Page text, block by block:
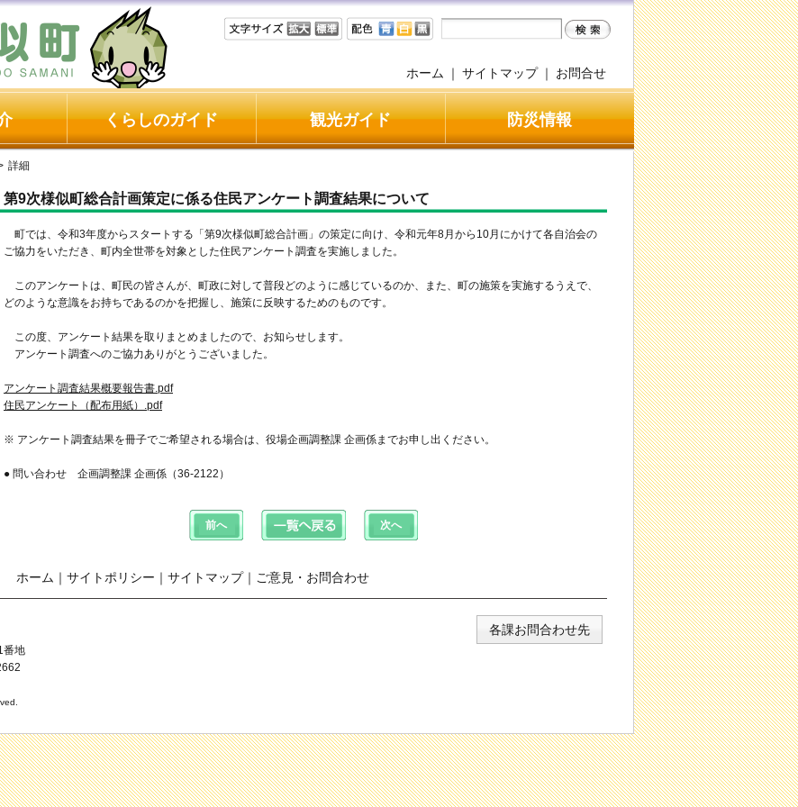
ホーム ｜ サイトマップ ｜ お問合せ
くらしのガイド 観光ガイド 防災情報
詳細
第9次様似町総合計画策定に係る住民アンケート調査結果について
町では、令和3年度からスタートする「第9次様似町総合計画」の策定に向け、令和元年8月から10月にかけて各自治会の
ご協力をいただき、町内全世帯を対象とした住民アンケート調査を実施しました。
このアンケートは、町民の皆さんが、町政に対して普段どのように感じているのか、また、町の施策を実施するうえで、
どのような意識をお持ちであるのかを把握し、施策に反映するためのものです。
この度、アンケート結果を取りまとめましたので、お知らせします。
アンケート調査へのご協力ありがとうございました。
アンケート調査結果概要報告書.pdf
住民アンケート（配布用紙）.pdf
※ アンケート調査結果を冊子でご希望される場合は、役場企画調整課 企画係までお申し出ください。
● 問い合わせ 企画調整課 企画係（36-2122）
ホーム ｜ サイトポリシー ｜ サイトマップ｜ ご意見・お問合わせ
番地
各課お問合わせ先